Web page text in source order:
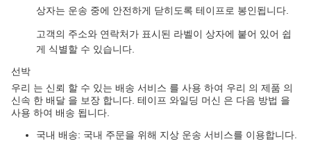
상자는 운송 중에 안전하게 닫히도록 테이프로 봉인됩니다.
고객의 주소와 연락처가 표시된 라벨이 상자에 붙어 있어 쉽
게 식별할 수 있습니다.
선박
우리 는 신뢰 할 수 있는 배송 서비스 를 사용 하여 우리 의 제품 의
신속 한 배달 을 보장 합니다. 테이프 와일딩 머신 은 다음 방법 을
사용 하여 배송 됩니다.
국내 배송: 국내 주문을 위해 지상 운송 서비스를 이용합니다.